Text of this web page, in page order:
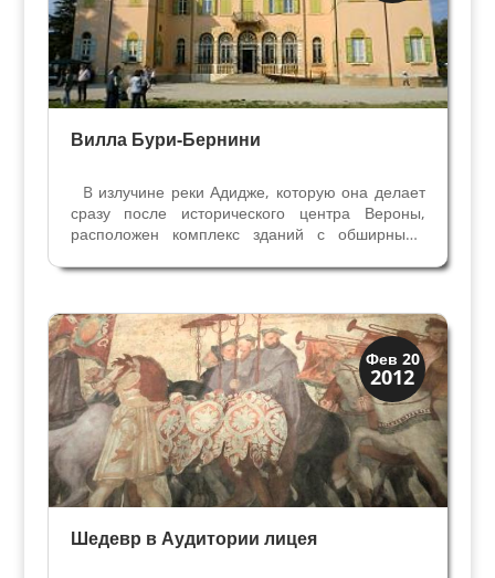
Вилла Бури-Бернини
B излучине реки Адидже, которую она делает
сразу после исторического центра Вероны,
расположен комплекс зданий с обширными
Дворец, Капелла, конюшни, хлев, дом
английский парк с...
Фев 20
2012
Виллы и дворцы
Скрытая Верона
Шедевр в Аудитории лицея